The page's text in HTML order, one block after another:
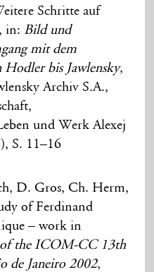
Schritte auf
in: Bild und
mit dem
Hodler bis Jawlensky,
Archiv S.A.,
und Werk Alexej
S. 11–16
D. Gros, Ch. Herm,
of Ferdinand
– work in
the ICOM-CC 13th
de Janeiro 2002,